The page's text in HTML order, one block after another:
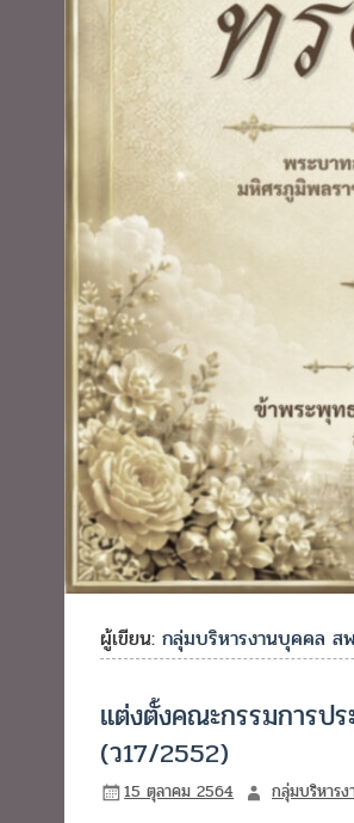
ผู้เขียน:กลุ่มบริหารงานบุคคล ส
แต่งตั้งคณะกรรมการปร
(ว17/2552)
15 ตุลาคม 2564 กลุ่มบริหาร